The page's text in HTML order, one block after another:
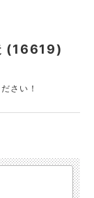
(16619)
さい！